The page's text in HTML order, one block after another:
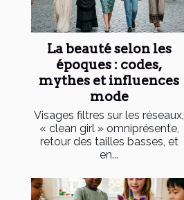
La beauté selon les
époques : codes,
mythes et influences
mode
Visages filtres sur les réseaux,
« clean girl » omniprésente,
retour des tailles basses, et
en...